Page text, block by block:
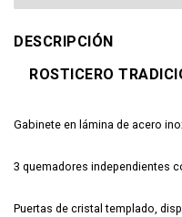
DESCRIPCIÓN
ROSTICERO
Gabinete en lámina de acero
3 quemadores independientes
Puertas de cristal templado,